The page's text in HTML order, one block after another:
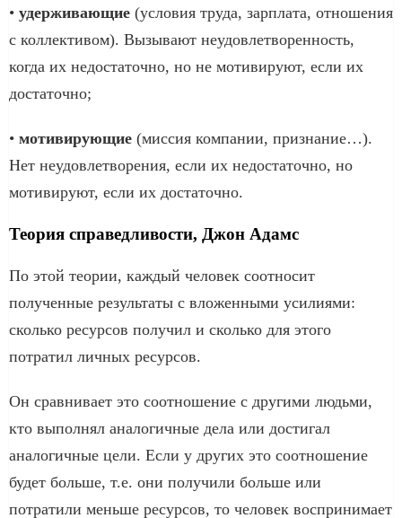
• удерживающие (условия труда, зарплата, отношения
с коллективом). Вызывают неудовлетворенность,
когда их недостаточно, но не мотивируют, если их
достаточно;
• мотивирующие (миссия компании, признание…).
Нет неудовлетворения, если их недостаточно, но
мотивируют, если их достаточно.
Теория справедливости, Джон Адамс
По этой теории, каждый человек соотносит
полученные результаты с вложенными усилиями:
сколько ресурсов получил и сколько для этого
потратил личных ресурсов.
Он сравнивает это соотношение с другими людьми,
кто выполнял аналогичные дела или достигал
аналогичные цели. Если у других это соотношение
будет больше, т.е. они получили больше или
потратили меньше ресурсов, то человек воспринимает